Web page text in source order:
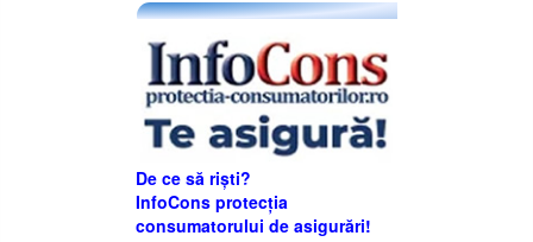
De ce să riști?
InfoCons protecția
consumatorului de asigurări!